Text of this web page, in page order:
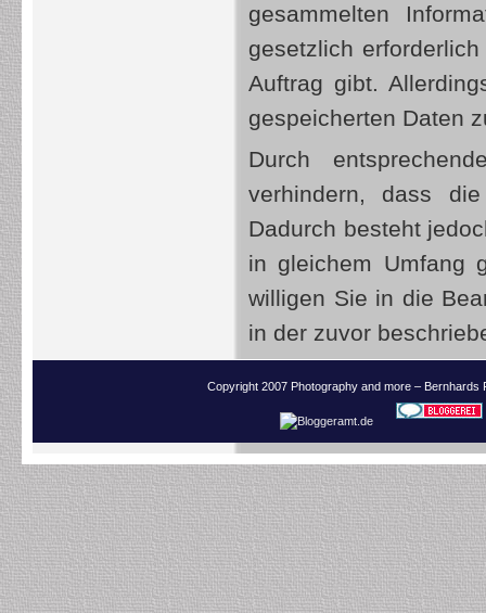
gesammelten
gesetzlich
Auftrag gibt.
gespeicherten Daten
Durch
verhindern, dass
Dadurch besteht
in gleichem Umfang
willigen Sie in die
in der zuvor
Copyright 2007 Photography and more –